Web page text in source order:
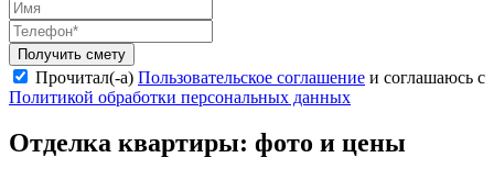
Получить смету
Прочитал(-а) Пользовательское соглашение и соглашаюсь с
Политикой обработки персональных данных
Отделка квартиры: фото и цены